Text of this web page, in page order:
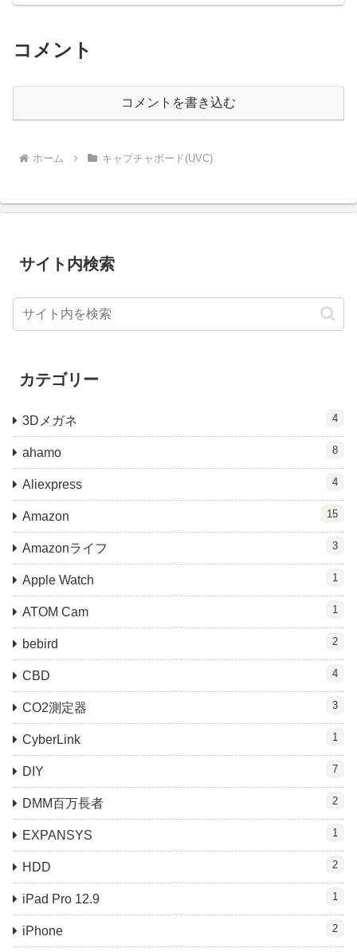
コメント
コメントを書き込む
ホーム キャプチャボード(UVC)
サイト内検索
カテゴリー
3Dメガネ 4
ahamo 8
Aliexpress 4
Amazon 15
Amazonライフ 3
Apple Watch 1
ATOM Cam 1
bebird 2
CBD 4
CO2測定器 3
CyberLink 1
DIY 7
DMM百万長者 2
EXPANSYS 1
HDD 2
iPad Pro 12.9 1
iPhone 2